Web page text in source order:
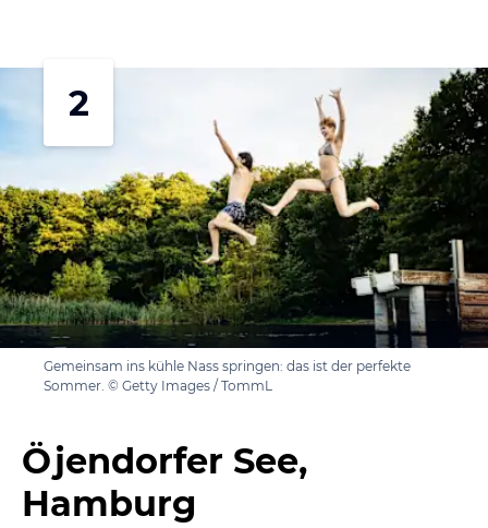
2
Gemeinsam ins kühle Nass springen: das ist der perfekte
Sommer. © Getty Images / TommL
Öjendorfer See,
Hamburg